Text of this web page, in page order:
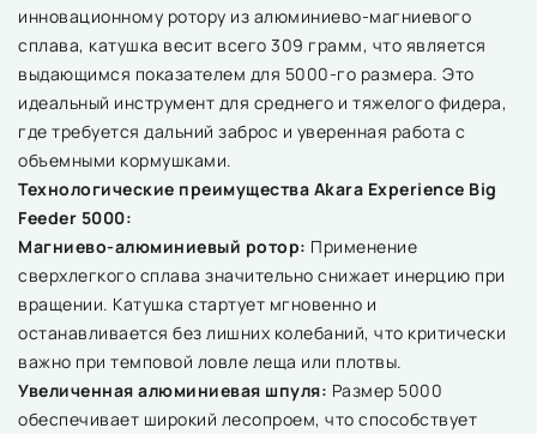
инновационному ротору из алюминиево-магниевого
сплава, катушка весит всего 309 грамм, что является
выдающимся показателем для 5000-го размера. Это
идеальный инструмент для среднего и тяжелого фидера,
где требуется дальний заброс и уверенная работа с
объемными кормушками.
Технологические преимущества Akara Experience Big
Feeder 5000:
Магниево-алюминиевый ротор: Применение
сверхлегкого сплава значительно снижает инерцию при
вращении. Катушка стартует мгновенно и
останавливается без лишних колебаний, что критически
важно при темповой ловле леща или плотвы.
Увеличенная алюминиевая шпуля: Размер 5000
обеспечивает широкий лесопроем, что способствует